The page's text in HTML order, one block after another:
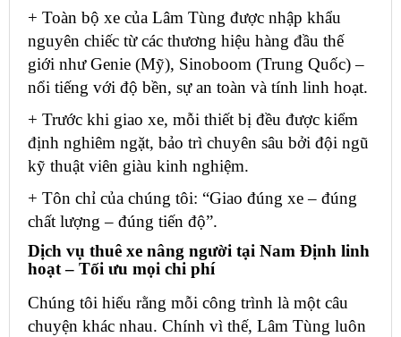
+ Toàn bộ xe của Lâm Tùng được nhập khẩu
nguyên chiếc từ các thương hiệu hàng đầu thế
giới như Genie (Mỹ), Sinoboom (Trung Quốc) –
nổi tiếng với độ bền, sự an toàn và tính linh hoạt.
+ Trước khi giao xe, mỗi thiết bị đều được kiểm
định nghiêm ngặt, bảo trì chuyên sâu bởi đội ngũ
kỹ thuật viên giàu kinh nghiệm.
+ Tôn chỉ của chúng tôi: “Giao đúng xe – đúng
chất lượng – đúng tiến độ”.
Dịch vụ thuê xe nâng người tại Nam Định linh
hoạt – Tối ưu mọi chi phí
Chúng tôi hiểu rằng mỗi công trình là một câu
chuyện khác nhau. Chính vì thế, Lâm Tùng luôn